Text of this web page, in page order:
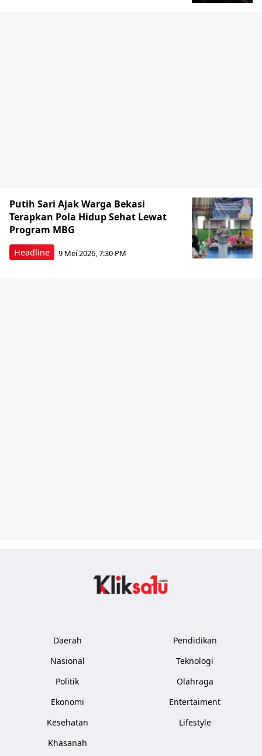
Headline
Putih Sari Ajak Warga Bekasi
Terapkan Pola Hidup Sehat Lewat
Program MBG
9 Mei 2026, 7:30 PM
Daerah
Nasional
Politik
Ekonomi
Kesehatan
Khasanah
Pendidikan
Teknologi
Olahraga
Entertaiment
Lifestyle